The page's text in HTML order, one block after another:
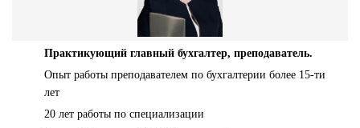
Практикующий главный бухгалтер, преподаватель.
Опыт работы преподавателем по бухгалтерии более 15-ти
лет
20 лет работы по специализации